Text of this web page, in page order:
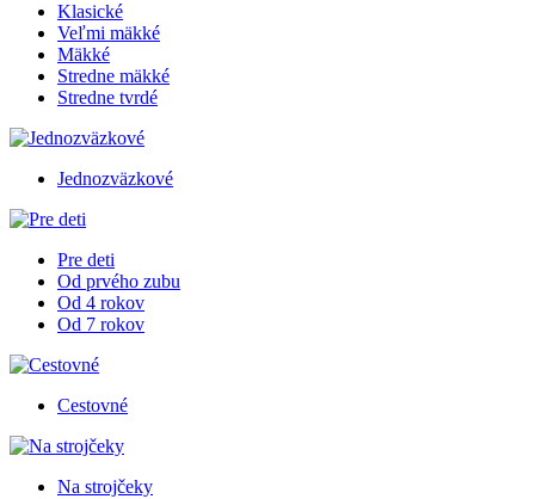
Klasické
Veľmi mäkké
Mäkké
Stredne mäkké
Stredne tvrdé
Jednozväzkové
Pre deti
Od prvého zubu
Od 4 rokov
Od 7 rokov
Cestovné
Na strojčeky